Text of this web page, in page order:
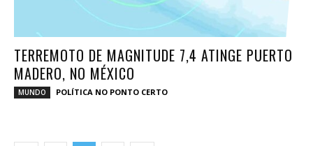
TERREMOTO DE MAGNITUDE 7,4 ATINGE PUERTO
MADERO, NO MÉXICO
MUNDO POLÍTICA NO PONTO CERTO